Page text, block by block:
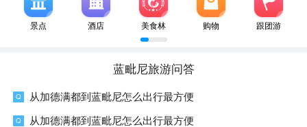
景点 酒店 美食林 购物 跟团游
蓝毗尼旅游问答
从加德满都到蓝毗尼怎么出行最方便
从加德满都到蓝毗尼怎么出行最方便